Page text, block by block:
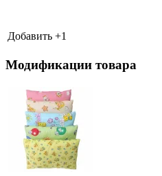
Добавить +1
Модификации товара